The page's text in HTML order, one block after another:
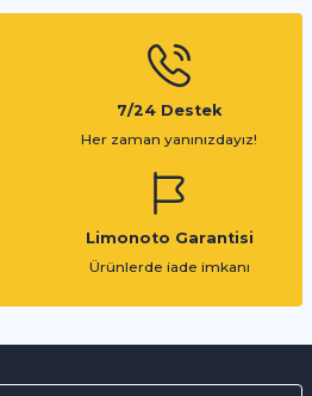
7/24 Destek
Her zaman yanınızdayız!
Limonoto Garantisi
Ürünlerde iade imkanı